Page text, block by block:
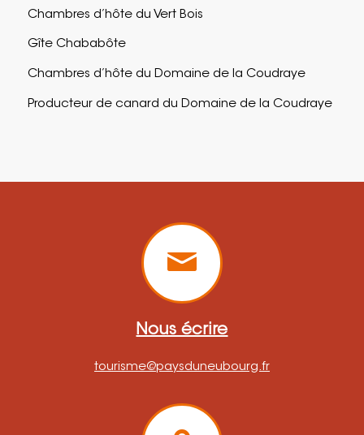
Chambres d’hôte du Vert Bois
Gîte Chababôte
Chambres d’hôte du Domaine de la Coudraye
Producteur de canard du Domaine de la Coudraye
Nous écrire
tourisme@paysduneubourg.fr